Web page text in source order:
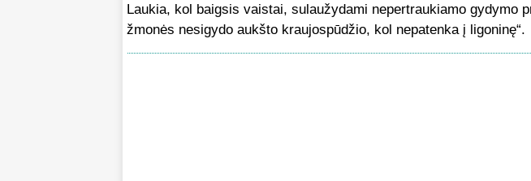
Laukia, kol baigsis vaistai, sulaužydami nepertraukiamo gydymo
žmonės nesigydo aukšto kraujospūdžio, kol nepatenka į ligoninę“.